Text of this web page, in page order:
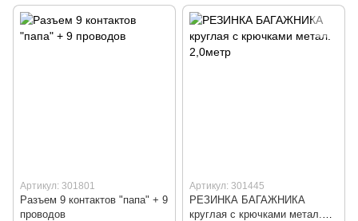
СЕРЫЙ тип 1
КРАСНЫЙ тип 2
Артикул: 301801
Разъем 9 контактов "папа" + 9
проводов
Артикул: 301445
РЕЗИНКА БАГАЖНИКА
круглая с крючками метал.